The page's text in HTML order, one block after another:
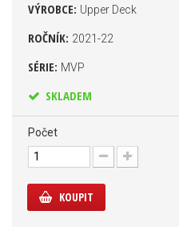
VÝROBCE: Upper Deck
ROČNÍK: 2021-22
SÉRIE: MVP
SKLADEM
Počet
KOUPIT